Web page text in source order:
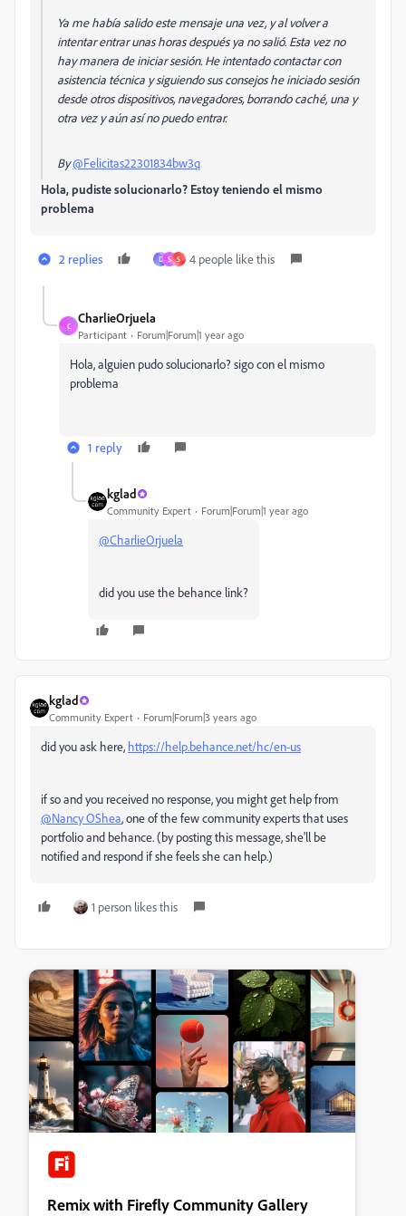
Ya me había salido este mensaje una vez, y al volver a
intentar entrar unas horas después ya no salió. Esta vez no
hay manera de iniciar sesión. He intentado contactar con
asistencia técnica y siguiendo sus consejos he iniciado sesión
desde otros dispositivos, navegadores, borrando caché, una y
otra vez y aún así no puedo entrar.
By@Felicitas22301834bw3q
Hola, pudiste solucionarlo? Estoy teniendo el mismo
problema
2 replies D S S 4 people like this
C
CharlieOrjuela
Participant Forum|Forum|1 year ago
Hola, alguien pudo solucionarlo? sigo con el mismo
problema
1 reply
kglad
Community Expert Forum|Forum|1 year ago
@CharlieOrjuela
did you use the behance link?
kglad
Community Expert Forum|Forum|3 years ago
did you ask here, https://help.behance.net/hc/en-us
if so and you received no response, you might get help from
@Nancy OShea, one of the few community experts that uses
portfolio and behance. (by posting this message, she'll be
notified and respond if she feels she can help.)
1 person likes this
Remix with Firefly Community Gallery